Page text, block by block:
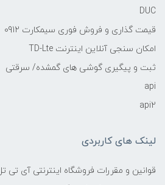
DUC
قیمت گذاری و فروش فوری سیمکارت 0912
امکان سنجی آنلاین اینترنت TD-Lte
ثبت و پیگیری گوشی های گمشده/ سرقتی
api
api2
لینک های کاربردی
قوانین و مقررات فروشگاه اینترنتی آی تی